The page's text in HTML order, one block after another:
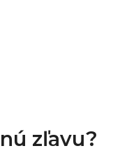
zľavu?